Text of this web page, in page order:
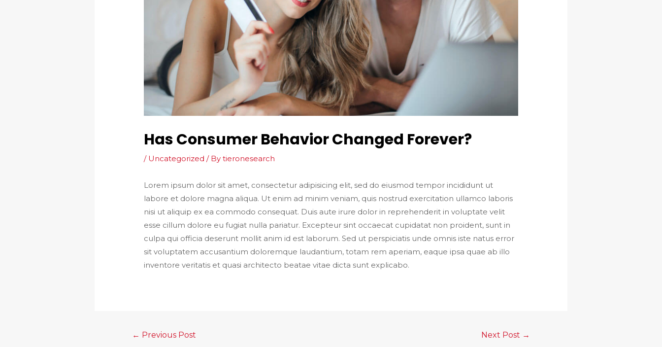
Has Consumer Behavior Changed Forever?
/ Uncategorized / Bytieronesearch
Lorem ipsum dolor sit amet, consectetur adipisicing elit, sed do eiusmod tempor incididunt ut
labore et dolore magna aliqua. Ut enim ad minim veniam, quis nostrud exercitation ullamco laboris
nisi ut aliquip ex ea commodo consequat. Duis aute irure dolor in reprehenderit in voluptate velit
esse cillum dolore eu fugiat nulla pariatur. Excepteur sint occaecat cupidatat non proident, sunt in
culpa qui officia deserunt mollit anim id est laborum. Sed ut perspiciatis unde omnis iste natus error
sit voluptatem accusantium doloremque laudantium, totam rem aperiam, eaque ipsa quae ab illo
inventore veritatis et quasi architecto beatae vitae dicta sunt explicabo.
← Previous Post Next Post →